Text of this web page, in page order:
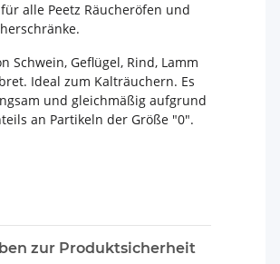
alle Peetz Räucheröfen und
Schwein, Geflügel, Rind, Lamm
Ideal zum Kalträuchern. Es
und gleichmäßig aufgrund
an Partikeln der Größe "0".
zur Produktsicherheit